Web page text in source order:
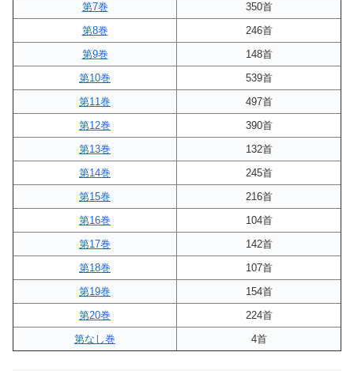
第7巻
350首
第8巻
246首
第9巻
148首
第10巻
539首
第11巻
497首
第12巻
390首
第13巻
132首
第14巻
245首
第15巻
216首
第16巻
104首
第17巻
142首
第18巻
107首
第19巻
154首
第20巻
224首
第なし巻
4首